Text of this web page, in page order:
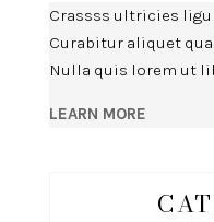
Crassss ultricies
Curabitur aliquet
Nulla quis lorem ut
LEARN MORE